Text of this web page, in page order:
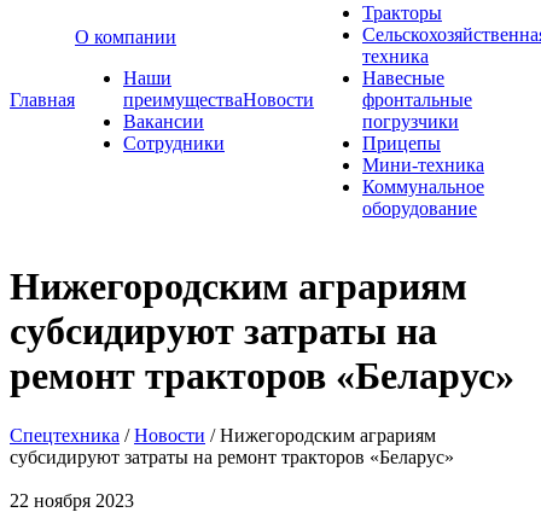
Главная
О компании
Наши
преимущества
Вакансии
Сотрудники
Новости
Тракторы
техника
Навесные
фронтальные
погрузчики
Прицепы
Мини-техника
Коммунальное
оборудование
Нижегородским аграриям
субсидируют затраты на
ремонт тракторов «Беларус»
Спецтехника / Новости /Нижегородским аграриям
субсидируют затраты на ремонт тракторов «Беларус»
22 ноября 2023